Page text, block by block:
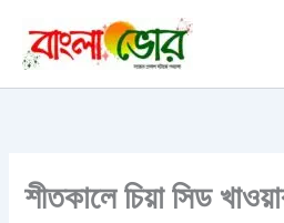
content
শীতকালে চিয়া সিড